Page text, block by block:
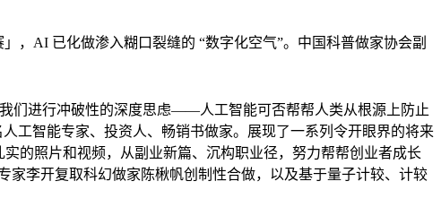
AI 已化做渗入糊口裂缝的 “数字化空气”。中国科普做家协会副
们进行冲破性的深度思虑——人工智能可否帮帮人类从根源上防止
工智能专家、投资人、畅销书做家。展现了一系列令开眼界的将来
的照片和视频，从副业新篇、沉构职业径，努力帮帮创业者成长
李开复取科幻做家陈楸帆创制性合做，以及基于量子计较、计较